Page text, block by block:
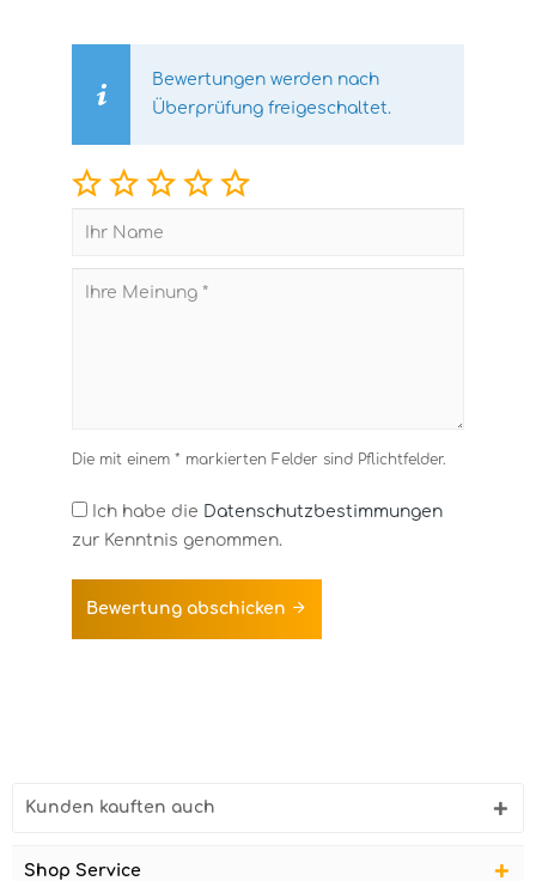
Bewertungen werden nach
Überprüfung freigeschaltet.
Die mit einem * markierten Felder sind Pflichtfelder.
Ich habe die Datenschutzbestimmungen
zur Kenntnis genommen.
Bewertung abschicken
Kunden kauften auch
Shop Service